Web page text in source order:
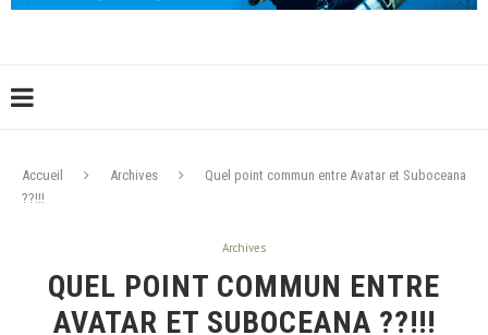
Accueil Archives
Quel point commun entre Avatar et Suboceana
??!!!
Archives
QUEL POINT COMMUN ENTRE
AVATAR ET SUBOCEANA ??!!!